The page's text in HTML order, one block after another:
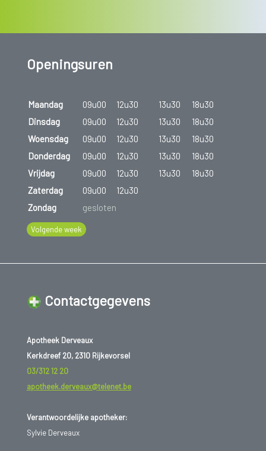
Openingsuren
Maandag 09u00 12u30 13u30
18u30
Dinsdag
09u00 12u30 13u30
18u30
Woensdag
09u00 12u30 13u30
18u30
Donderdag
09u00 12u30 13u30
18u30
Vrijdag
09u00 12u30 13u30
18u30
Zaterdag
09u00
12u30
Zondag
gesloten
Volgende week
Contactgegevens
Apotheek Derveaux
Kerkdreef 20, 2310 Rijkevorsel
03/312 12 20
apotheek.derveaux@telenet.be
Verantwoordelijke apotheker:
Sylvie Derveaux